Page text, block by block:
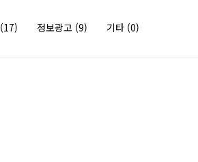
(17) 정보광고 (9) 기타 (0)